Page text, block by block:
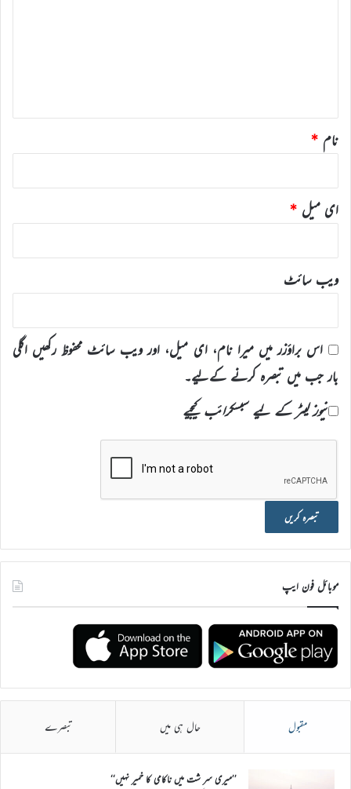
نام *
ای میل *
ویب‌ سائٹ
اس براؤزر میں میرا نام، ای میل، اور ویب سائٹ محفوظ رکھیں اگلی
بار جب میں تبصرہ کرنے کےلیے۔
نیوز لیٹر کے لیے سبسکرائب کیجیے
موبائل فون ایپ
مقبول حال ہی میں تبصرے
’’میری سر شت میں ناکامی کا خمیر نہیں‘‘